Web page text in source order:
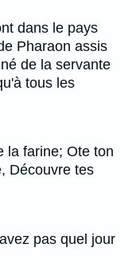
dans le pays
Pharaon assis
de la servante
tous les
la farine; Ote ton
Découvre tes
pas quel jour